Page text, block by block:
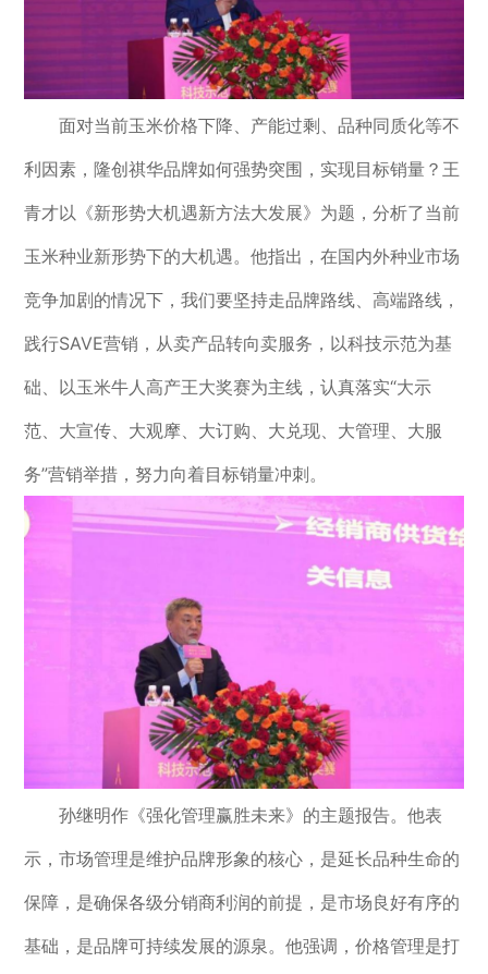
面对当前玉米价格下降、产能过剩、品种同质化等不
利因素，隆创祺华品牌如何强势突围，实现目标销量？王
青才以《新形势大机遇新方法大发展》为题，分析了当前
玉米种业新形势下的大机遇。他指出，在国内外种业市场
竞争加剧的情况下，我们要坚持走品牌路线、高端路线，
践行SAVE营销，从卖产品转向卖服务，以科技示范为基
础、以玉米牛人高产王大奖赛为主线，认真落实“大示
范、大宣传、大观摩、大订购、大兑现、大管理、大服
务”营销举措，努力向着目标销量冲刺。
孙继明作《强化管理赢胜未来》的主题报告。他表
示，市场管理是维护品牌形象的核心，是延长品种生命的
保障，是确保各级分销商利润的前提，是市场良好有序的
基础，是品牌可持续发展的源泉。他强调，价格管理是打